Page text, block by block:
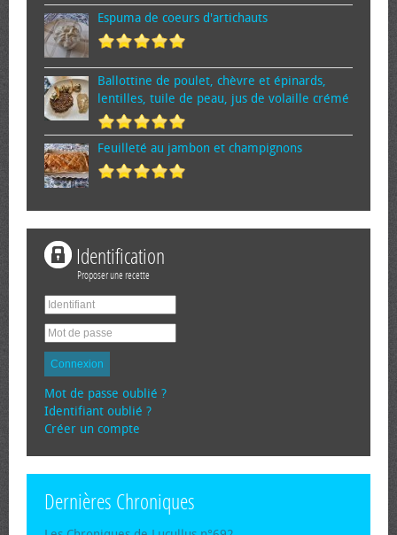
Espuma de cœurs d'artichauts
Ballottine de poulet, chèvre et épinards,
lentilles, tuile de peau, jus de volaille crémé
Feuilleté au jambon et champignons
Identification
Proposer une recette
Connexion
Mot de passe oublié ?
Identifiant oublié ?
Créer un compte
Dernières Chroniques